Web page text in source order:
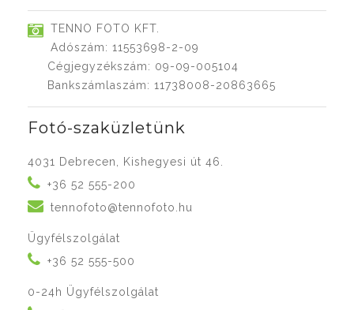
TENNO FOTO KFT.
Adószám: 11553698-2-09
Cégjegyzékszám: 09-09-005104
Bankszámlaszám: 11738008-20863665
Fotó-szaküzletünk
4031 Debrecen, Kishegyesi út 46.
+36 52 555-200
tennofoto@tennofoto.hu
Ügyfélszolgálat
+36 52 555-500
0-24h Ügyfélszolgálat